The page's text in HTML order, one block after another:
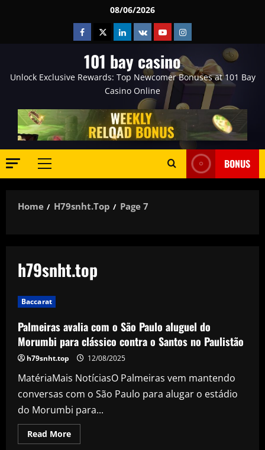
08/06/2026
Facebook
TwitterLinkedin
VK YoutubeInstagram
101 bay casino
Unlock Exclusive Rewards: Top Newcomer Bonuses at 101 Bay
Casino Online
Primary
BONUS
Home H79snht.top Page 7
h79snht.top
Baccarat
Palmeiras avalia com o São Paulo aluguel do
Morumbi para clássico contra o Santos no Paulistão
h79snht.top 12/08/2025
MatériaMais NotíciasO Palmeiras vem mantendo
conversas com o São Paulo para alugar o estádio
do Morumbi para...
Read MoreRead
more